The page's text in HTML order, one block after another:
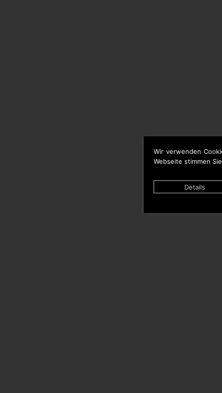
Wir verwenden
Webseite stimmen
Details